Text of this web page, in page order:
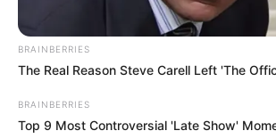
BRAINBERRIES
The Real Reason Steve Carell Left 'The
BRAINBERRIES
Top 9 Most Controversial 'Late Show'